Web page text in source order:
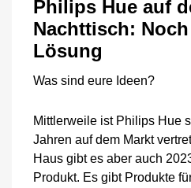
Philips Hue auf
Nachttisch:
Lösung
Was sind eure Ideen?
Mittlerweile ist Philips Hue
Jahren auf dem Markt
Haus gibt es aber auch
Produkt. Es gibt Produkte